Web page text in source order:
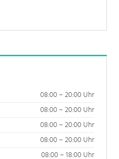
08:00 – 20:00 Uhr
08:00 – 20:00 Uhr
08:00 – 20:00 Uhr
08:00 – 20:00 Uhr
08:00 – 18:00 Uhr